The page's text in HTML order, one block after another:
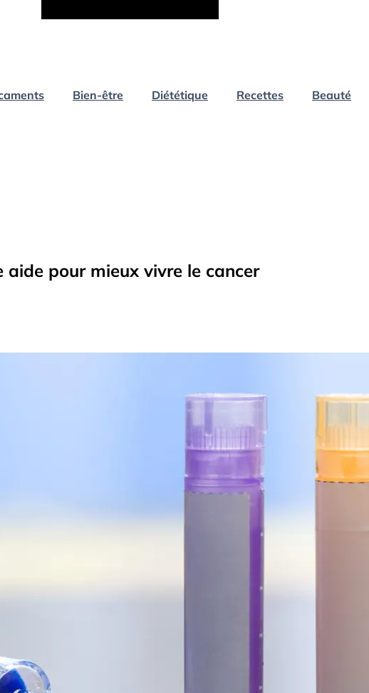
Bien-être Diététique Recettes Beauté
aide pour mieux vivre le cancer